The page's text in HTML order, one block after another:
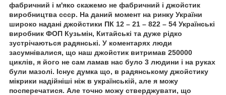
фабричний і м'яко скажемо не фабричний і джойстик
виробництва ссср. На даний момент на ринку України
широко надані джойстики ПК 12 – 21 – 822 – 54 Українські
виробник ФОП Кузьмін, Китайські та дуже рідко
зустрічаються радянські. У коментарях люди
засумнівалися, що наш джойстик витримав 250000
циклів, я його не сам ламав нас було 3 людини і на руках
були мазолі. Існує думка що, в радянському джойстику
мікрики надійніші ніж в українській, але я можу
посперечатися. Але точно можу стверджувати, що